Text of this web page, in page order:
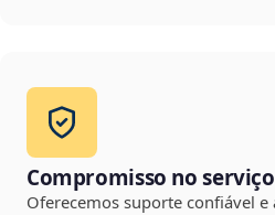
Compromisso no serviço
Oferecemos suporte confiável